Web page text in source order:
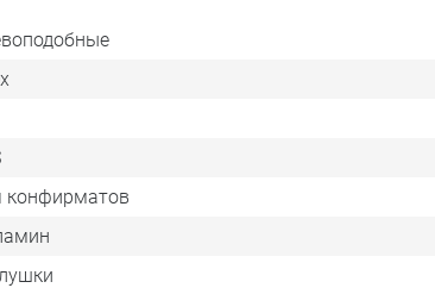
конфирматов